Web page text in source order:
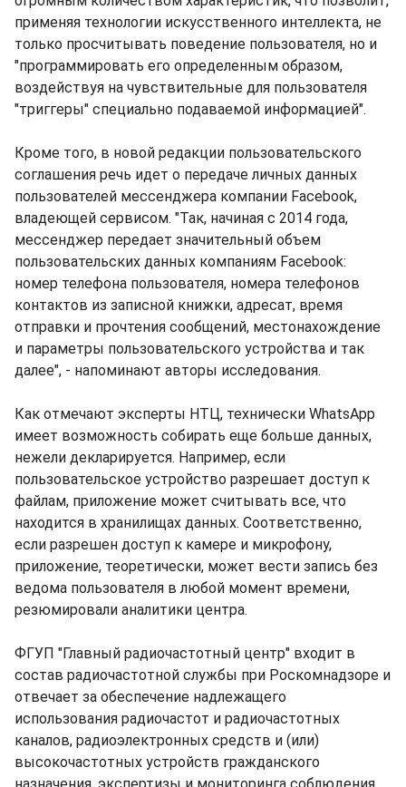
применяя технологии искусственного интеллекта, не
только просчитывать поведение пользователя, но и
"программировать его определенным образом,
воздействуя на чувствительные для пользователя
"триггеры" специально подаваемой информацией".
Кроме того, в новой редакции пользовательского
соглашения речь идет о передаче личных данных
пользователей мессенджера компании Facebook,
владеющей сервисом. "Так, начиная с 2014 года,
мессенджер передает значительный объем
пользовательских данных компаниям Facebook:
номер телефона пользователя, номера телефонов
контактов из записной книжки, адресат, время
отправки и прочтения сообщений, местонахождение
и параметры пользовательского устройства и так
далее", - напоминают авторы исследования.
Как отмечают эксперты НТЦ, технически WhatsApp
имеет возможность собирать еще больше данных,
нежели декларируется. Например, если
пользовательское устройство разрешает доступ к
файлам, приложение может считывать все, что
находится в хранилищах данных. Соответственно,
если разрешен доступ к камере и микрофону,
приложение, теоретически, может вести запись без
ведома пользователя в любой момент времени,
резюмировали аналитики центра.
ФГУП "Главный радиочастотный центр" входит в
состав радиочастотной службы при Роскомнадзоре и
отвечает за обеспечение надлежащего
использования радиочастот и радиочастотных
каналов, радиоэлектронных средств и (или)
высокочастотных устройств гражданского
назначения, экспертизы и мониторинга соблюдения